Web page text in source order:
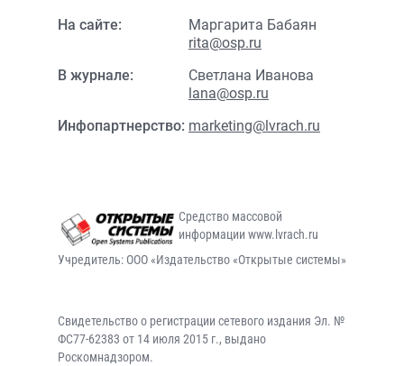
На сайте:
Маргарита Бабаян
rita@osp.ru
В журнале:
Светлана Иванова
lana@osp.ru
Инфопартнерство: marketing@lvrach.ru
Средство массовой
информации www.lvrach.ru
Учредитель: ООО «Издательство «Открытые системы»
Свидетельство о регистрации сетевого издания Эл. №
ФС77-62383 от 14 июля 2015 г., выдано
Роскомнадзором.